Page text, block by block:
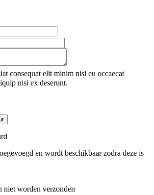
consequat elit minim nisi eu occaecat
nisi ex deserunt.
en wordt beschikbaar zodra deze is
niet worden verzonden